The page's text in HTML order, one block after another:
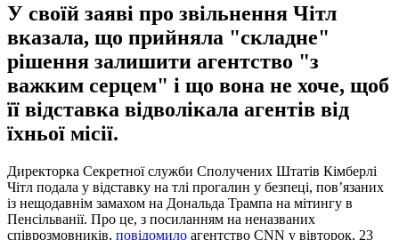
У своїй заяві про звільнення Чітл
вказала, що прийняла "складне"
рішення залишити агентство "з
важким серцем" і що вона не хоче, щоб
її відставка відволікала агентів від
їхньої місії.
Директорка Секретної служби Сполучених Штатів Кімберлі
Чітл подала у відставку на тлі прогалин у безпеці, пов’язаних
із нещодавнім замахом на Дональда Трампа на мітингу в
Пенсільванії. Про це, з посиланням на неназваних
співрозмовників, повідомило агентство CNN у вівторок, 23